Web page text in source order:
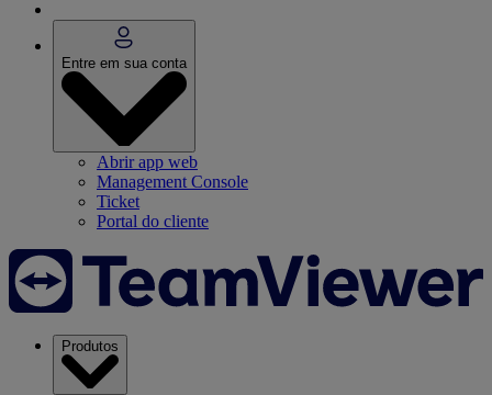
Entre em sua conta
Abrir app web
Management Console
Ticket
Portal do cliente
Produtos